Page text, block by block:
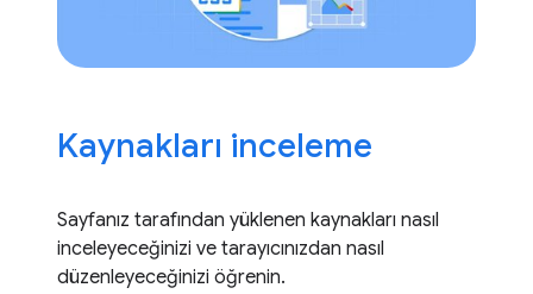
Kaynakları inceleme
Sayfanız tarafından yüklenen kaynakları nasıl
inceleyeceğinizi ve tarayıcınızdan nasıl
düzenleyeceğinizi öğrenin.